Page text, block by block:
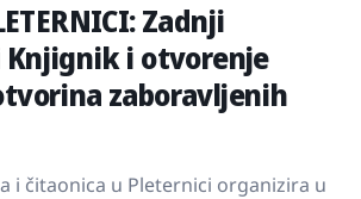
Zadnji
i otvorenje
zaboravljenih
i čitaonica u Pleternici organizira u